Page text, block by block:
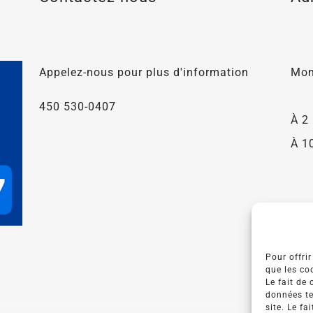
Pour
que les
Le fait de
données
site. Le
Appelez-nous pour plus d'information
450 530-0407
À 2
À